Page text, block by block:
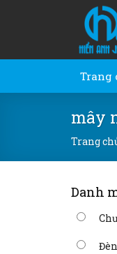
Trang
mây
Trang
Danh